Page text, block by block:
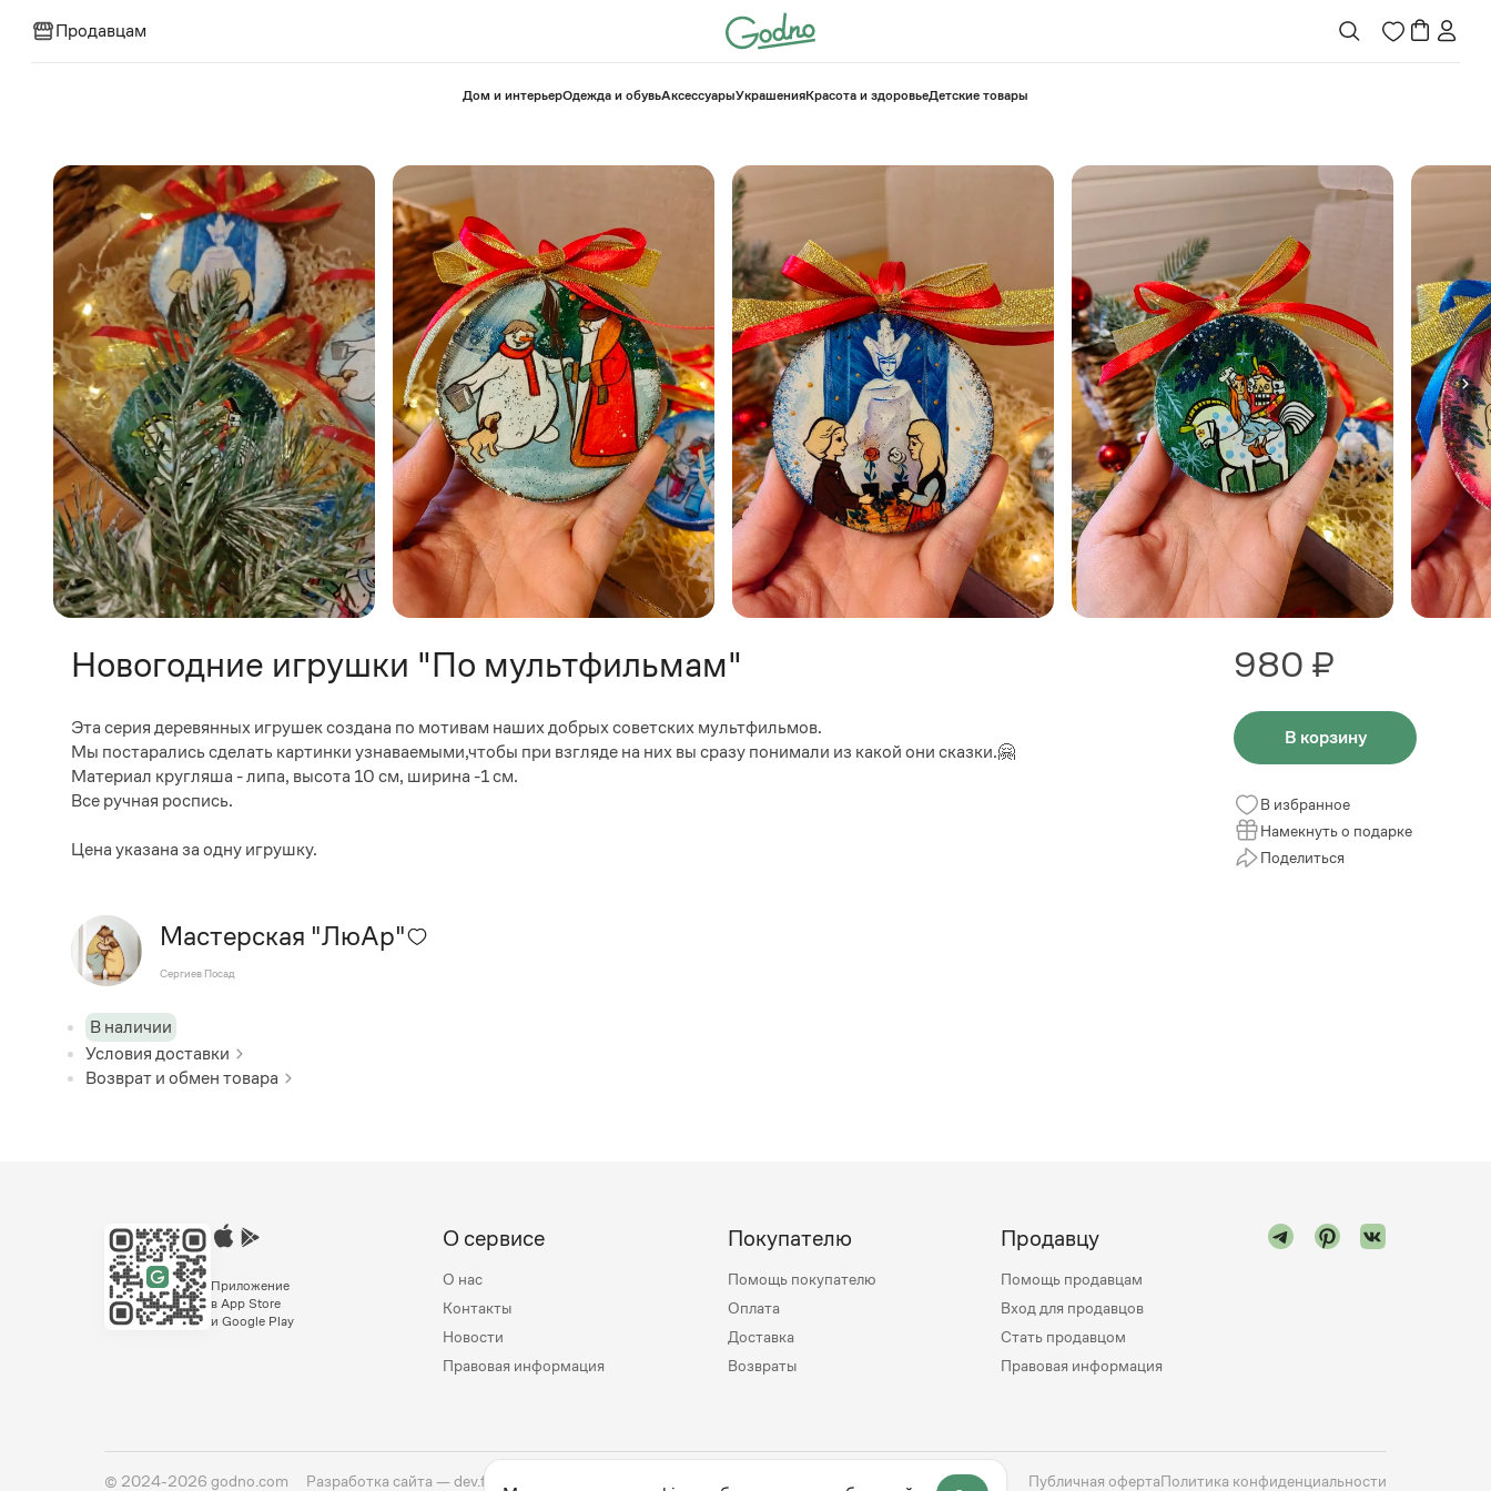
Продавцам
⁠Дом и интерьерОдежда и обувьАксессуарыУкрашенияКрасота и здоровье⁠Детские товары
Новогодние игрушки "По мультфильмам"
Эта серия деревянных игрушек создана по мотивам наших добрых советских мультфильмов.
Мы постарались сделать картинки узнаваемыми,чтобы при взгляде на них вы сразу понимали из какой они сказки.🤗
Материал кругляша - липа, высота 10 см, ширина -1 см.
Все ручная роспись.
Цена указана за одну игрушку.
Мастерская "ЛюАр"
Сергиев Посад
В наличии
Условия доставки
Возврат и обмен товара
980 ₽
В корзину
В избранное
Намекнуть о подарке
Поделиться
Приложение
в App Store
и Google Play
О сервисе
О нас
Контакты
Новости
Правовая информация
Покупателю
Помощь покупателю
Оплата
Доставка
Возвраты
Продавцу
Помощь продавцам
Вход для продавцов
Стать продавцом
Правовая информация
© 2024-2026 godno.com Разработка сайта —dev.family Публичная офертаПолитика конфиденциальности